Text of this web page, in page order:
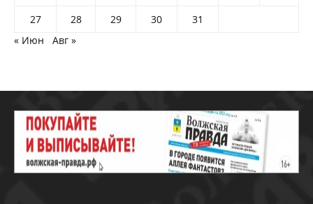
27
28 29 30
31
« Июн
Авг »